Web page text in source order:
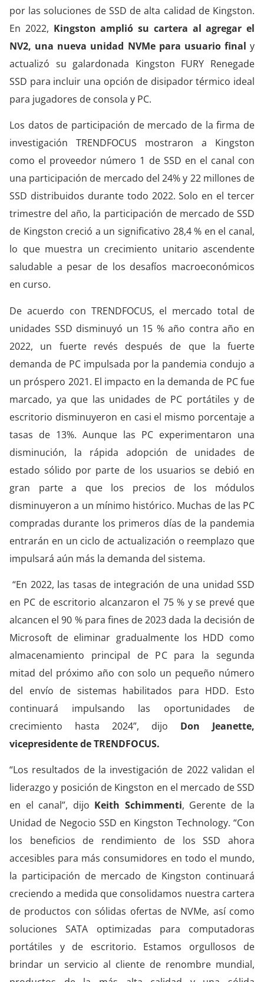
por las soluciones de SSD de alta calidad de Kingston.
En 2022, Kingston amplió su cartera al agregar el
NV2, una nueva unidad NVMe para usuario final y
actualizó su galardonada Kingston FURY Renegade
SSD para incluir una opción de disipador térmico ideal
para jugadores de consola y PC.
Los datos de participación de mercado de la firma de
investigación TRENDFOCUS mostraron a Kingston
como el proveedor número 1 de SSD en el canal con
una participación de mercado del 24% y 22 millones de
SSD distribuidos durante todo 2022. Solo en el tercer
trimestre del año, la participación de mercado de SSD
de Kingston creció a un significativo 28,4 % en el canal,
lo que muestra un crecimiento unitario ascendente
saludable a pesar de los desafíos macroeconómicos
en curso.
De acuerdo con TRENDFOCUS, el mercado total de
unidades SSD disminuyó un 15 % año contra año en
2022, un fuerte revés después de que la fuerte
demanda de PC impulsada por la pandemia condujo a
un próspero 2021. El impacto en la demanda de PC fue
marcado, ya que las unidades de PC portátiles y de
escritorio disminuyeron en casi el mismo porcentaje a
tasas de 13%. Aunque las PC experimentaron una
disminución, la rápida adopción de unidades de
estado sólido por parte de los usuarios se debió en
gran parte a que los precios de los módulos
disminuyeron a un mínimo histórico. Muchas de las PC
compradas durante los primeros días de la pandemia
entrarán en un ciclo de actualización o reemplazo que
impulsará aún más la demanda del sistema.
“En 2022, las tasas de integración de una unidad SSD
en PC de escritorio alcanzaron el 75 % y se prevé que
alcancen el 90 % para fines de 2023 dada la decisión de
Microsoft de eliminar gradualmente los HDD como
almacenamiento principal de PC para la segunda
mitad del próximo año con solo un pequeño número
del envío de sistemas habilitados para HDD. Esto
continuará impulsando las oportunidades de
crecimiento hasta 2024”, dijo Don Jeanette,
vicepresidente de TRENDFOCUS.
“Los resultados de la investigación de 2022 validan el
liderazgo y posición de Kingston en el mercado de SSD
en el canal”, dijo Keith Schimmenti, Gerente de la
Unidad de Negocio SSD en Kingston Technology. “Con
los beneficios de rendimiento de los SSD ahora
accesibles para más consumidores en todo el mundo,
la participación de mercado de Kingston continuará
creciendo a medida que consolidamos nuestra cartera
de productos con sólidas ofertas de NVMe, así como
soluciones SATA optimizadas para computadoras
portátiles y de escritorio. Estamos orgullosos de
brindar un servicio al cliente de renombre mundial,